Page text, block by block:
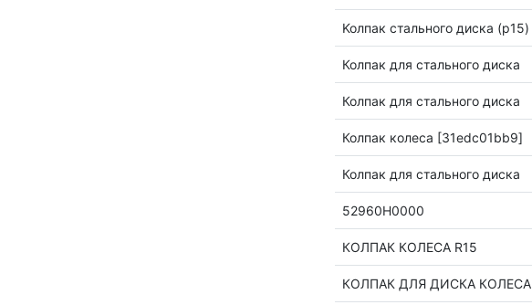
Koлпaк cтaльнoгo диcкa (p15)
Колпак для стального диска
Колпак для стального диска
Колпак колеса [31edc01bb9]
Колпак для стального диска
52960H0000
КОЛПАК КОЛЕСА R15
КОЛПАК ДЛЯ ДИСКА КОЛЕСА